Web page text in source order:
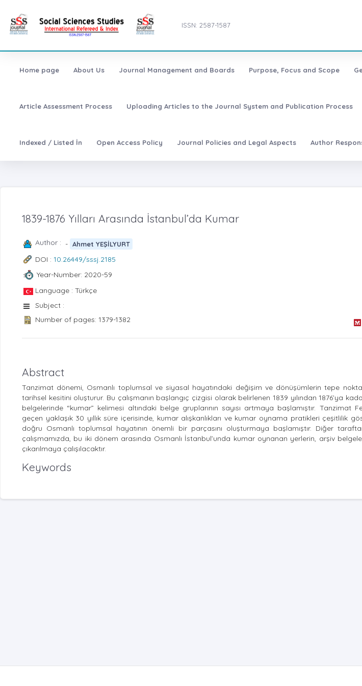
ISSN: 2587-1587
Home page About Us Journal Management and Boards Purpose, Focus and Scope
Article Assessment Process Uploading Articles to the Journal System and Publication Process
Indexed / Listed İn Open Access Policy Journal Policies and Legal Aspects Author
1839-1876 Yılları Arasında İstanbul’da Kumar
Author : - Ahmet YEŞİLYURT
DOI : 10.26449/sssj.2185
Year-Number: 2020-59
Language : Türkçe
Subject :
Number of pages: 1379-1382
Abstract
Tanzimat dönemi, Osmanlı toplumsal ve siyasal hayatındaki değişim ve dönüşümlerin tepe
tarihsel kesitini oluşturur. Bu çalışmanın başlangıç çizgisi olarak belirlenen 1839 yılından 1876’ya
belgelerinde “kumar” kelimesi altındaki belge gruplarının sayısı artmaya başlamıştır. Tanzimat
geçen yaklaşık 30 yıllık süre içerisinde, kumar alışkanlıkları ve kumar oynama pratikleri çeşitlilik
doğru Osmanlı toplumsal hayatının önemli bir parçasını oluşturmaya başlamıştır. Diğer
çalışmamızda, bu iki dönem arasında Osmanlı İstanbul’unda kumar oynanan yerlerin, arşiv
çıkarılmaya çalışılacaktır.
Keywords